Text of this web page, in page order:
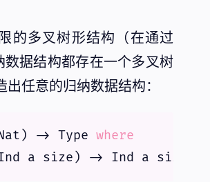
的多叉树形结构（在通过
数据结构都存在一个多叉树
任意的归纳数据结构：
-> Type where